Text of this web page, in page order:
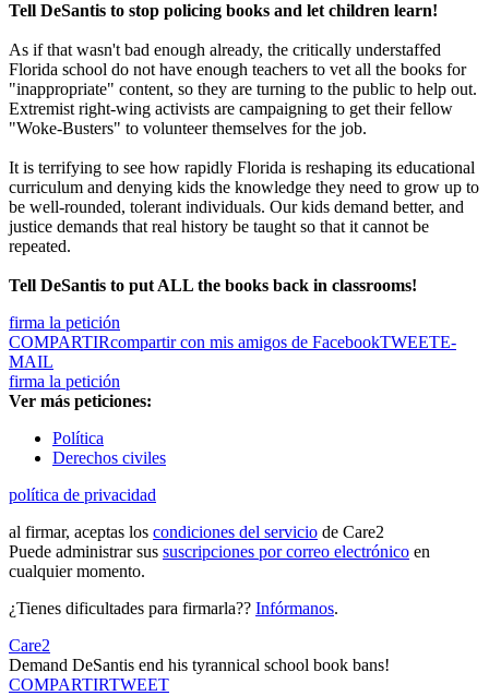
Tell DeSantis to stop policing books and let children learn!
As if that wasn't bad enough already, the critically understaffed
Florida school do not have enough teachers to vet all the books for
"inappropriate" content, so they are turning to the public to help out.
Extremist right-wing activists are campaigning to get their fellow
"Woke-Busters" to volunteer themselves for the job.
It is terrifying to see how rapidly Florida is reshaping its educational
curriculum and denying kids the knowledge they need to grow up to
be well-rounded, tolerant individuals. Our kids demand better, and
justice demands that real history be taught so that it cannot be
repeated.
Tell DeSantis to put ALL the books back in classrooms!
firma la petición
COMPARTIRcompartir con mis amigos de FacebookTWEETE-
MAIL
firma la petición
Ver más peticiones:
Política
Derechos civiles
política de privacidad
al firmar, aceptas los condiciones del servicio de Care2
Puede administrar sus suscripciones por correo electrónico en
cualquier momento.
¿Tienes dificultades para firmarla?? Infórmanos.
Care2
Demand DeSantis end his tyrannical school book bans!
COMPARTIRTWEET